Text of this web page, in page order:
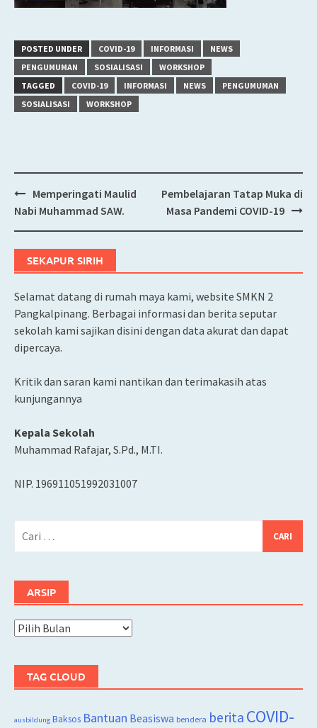
POSTED UNDER COVID-19 INFORMASI
NEWS
PENGUMUMAN
SOSIALISASI
WORKSHOP
TAGGED
COVID-19 INFORMASI NEWS
PENGUMUMAN
SOSIALISASI
WORKSHOP
Post
Memperingati Maulid
Nabi Muhammad SAW.
Pembelajaran Tatap Muka di
Masa Pandemi COVID-19
SEKAPUR SIRIH
Selamat datang di rumah maya kami, website SMKN 2
Pangkalpinang. Berbagai informasi dan berita seputar
sekolah kami sajikan disini dengan data akurat dan dapat
dipercaya.
Kritik dan saran kami nantikan dan terimakasih atas
kunjungannya
Kepala Sekolah
Muhammad Rafajar, S.Pd., M.TI.
NIP. 196911051992031007
ARSIP
Arsip
TAG CLOUD
ausbildung Baksos Bantuan Beasiswa bendera berita COVID-